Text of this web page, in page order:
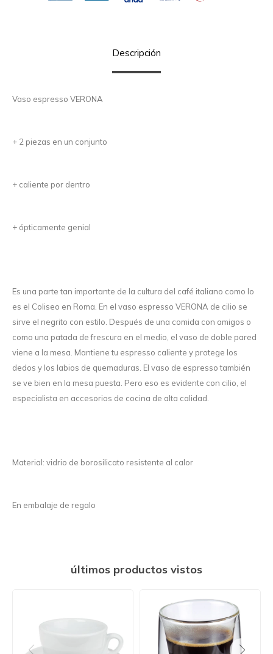
Descripción
Vaso espresso VERONA
+ 2 piezas en un conjunto
+ caliente por dentro
+ ópticamente genial
Es una parte tan importante de la cultura del café italiano como lo
es el Coliseo en Roma. En el vaso espresso VERONA de cilio se
sirve el negrito con estilo. Después de una comida con amigos o
como una patada de frescura en el medio, el vaso de doble pared
viene a la mesa. Mantiene tu espresso caliente y protege los
dedos y los labios de quemaduras. El vaso de espresso también
se ve bien en la mesa puesta. Pero eso es evidente con cilio, el
especialista en accesorios de cocina de alta calidad.
Material: vidrio de borosilicato resistente al calor
En embalaje de regalo
últimos productos vistos